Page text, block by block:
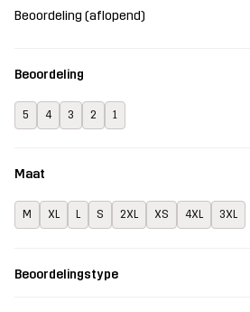
Beoordeling (aflopend)
Beoordeling
5 4 3 2 1
Maat
M XL L S 2XL XS 4XL 3XL
Beoordelingstype